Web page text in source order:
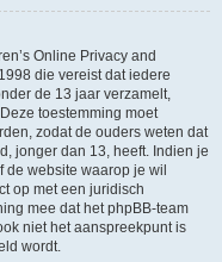
Online Privacy and
die vereist dat iedere
de 13 jaar verzamelt,
toestemming moet
zodat de ouders weten dat
jonger dan 13, heeft. Indien je
website waarop je wil
op met een juridisch
mee dat het phpBB-team
niet het aanspreekpunt is
wordt.